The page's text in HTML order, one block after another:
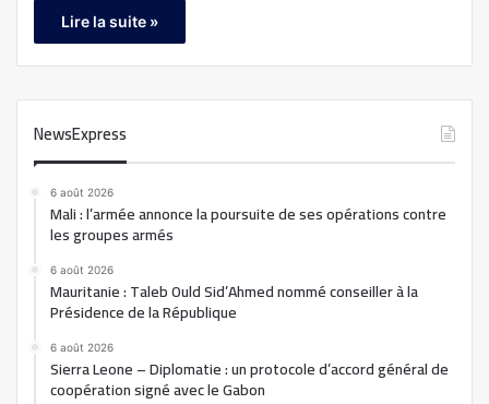
Lire la suite »
NewsExpress
6 août 2026
Mali : l’armée annonce la poursuite de ses opérations contre
les groupes armés
6 août 2026
Mauritanie : Taleb Ould Sid’Ahmed nommé conseiller à la
Présidence de la République
6 août 2026
Sierra Leone – Diplomatie : un protocole d’accord général de
coopération signé avec le Gabon